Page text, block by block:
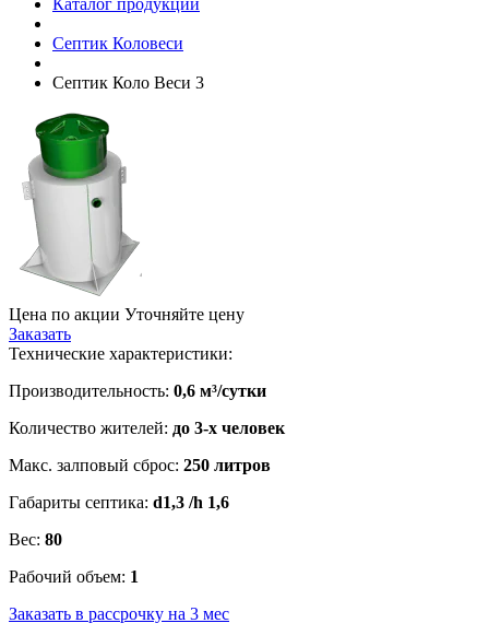
Септик Коловеси
Септик Коло Веси 3
Цена по акции Уточняйте цену
Заказать
Технические характеристики:
Производительность: 0,6 м³/сутки
Количество жителей: до 3-х человек
Макс. залповый сброс: 250 литров
Габариты септика: d1,3 /h 1,6
Вес: 80
Рабочий объем: 1
Заказать в рассрочку на 3 мес